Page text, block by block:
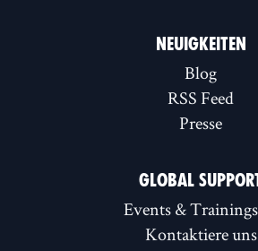
NEUIGKEITEN
Blog
RSS Feed
Presse
GLOBAL
Events & Trainings
Kontaktiere uns